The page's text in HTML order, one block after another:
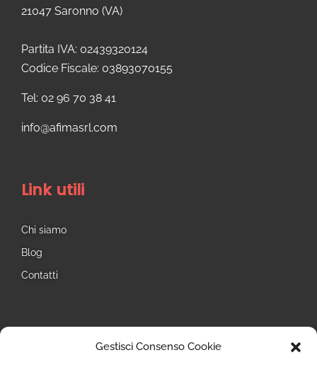
Gestisci Consenso Cookie
21047 Saronno (VA)
Partita IVA: 02439320124
Codice Fiscale: 03893070155
Tel: 02 96 70 38 41
info@afimasrl.com​
Link utili
Chi siamo
Blog
Contatti